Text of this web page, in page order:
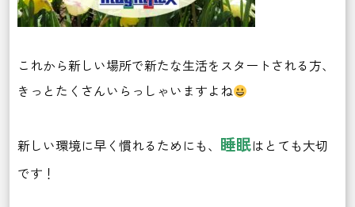
これから新しい場所で新たな生活をスタートされる方、
きっとたくさんいらっしゃいますよね
新しい環境に早く慣れるためにも、 睡眠はとても大切
です！